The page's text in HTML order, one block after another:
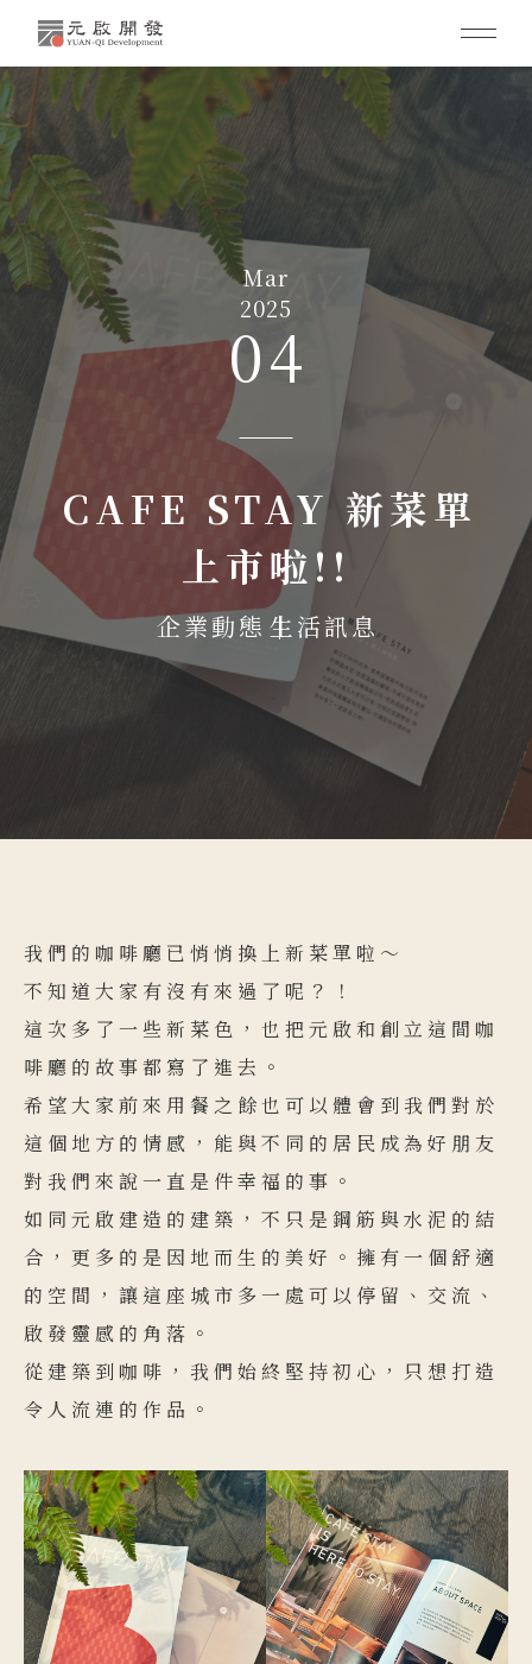
Mar
2025
04
CAFE STAY 新菜單
上市啦!!
企業動態 生活訊息
我們的咖啡廳已悄悄換上新菜單啦～
不知道大家有沒有來過了呢？！
這次多了一些新菜色，也把元啟和創立這間咖
啡廳的故事都寫了進去。
希望大家前來用餐之餘也可以體會到我們對於
這個地方的情感，能與不同的居民成為好朋友
對我們來說一直是件幸福的事。
如同元啟建造的建築，不只是鋼筋與水泥的結
合，更多的是因地而生的美好。擁有一個舒適
的空間，讓這座城市多一處可以停留、交流、
啟發靈感的角落。
從建築到咖啡，我們始終堅持初心，只想打造
令人流連的作品。